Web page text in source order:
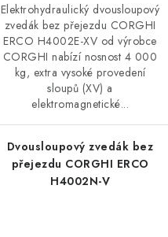
Elektrohydraulický dvousloupový
zvedák bez přejezdu CORGHI
ERCO H4002E-XV od výrobce
CORGHI nabízí nosnost 4 000
kg, extra vysoké provedení
sloupů (XV) a
elektromagnetické...
Dvousloupový zvedák bez
přejezdu CORGHI ERCO
H4002N-V